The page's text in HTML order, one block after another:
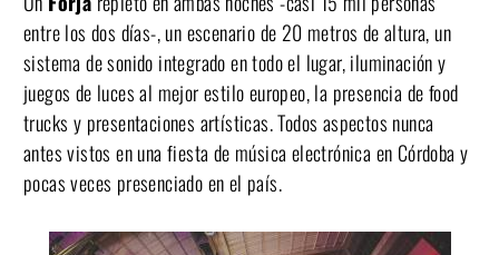
entre los dos días-, un escenario de 20 metros de altura, un
sistema de sonido integrado en todo el lugar, iluminación y
juegos de luces al mejor estilo europeo, la presencia de food
trucks y presentaciones artísticas. Todos aspectos nunca
antes vistos en una fiesta de música electrónica en Córdoba y
pocas veces presenciado en el país.